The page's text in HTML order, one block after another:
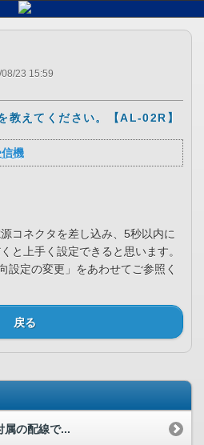
23 15:59
教えてください。【AL-02R】
機
コネクタを差し込み、5秒以内に
と上手く設定できると思います。
設定の変更」をあわせてご参照く
戻る
属の配線で...